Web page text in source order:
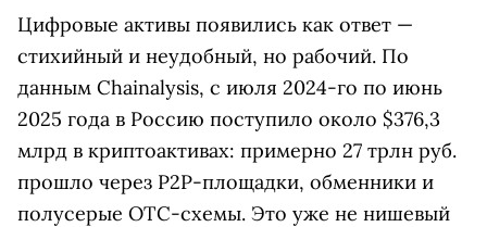
Цифровые активы появились как ответ —
стихийный и неудобный, но рабочий. По
данным Chainalysis, с июля 2024-го по июнь
2025 года в Россию поступило около $376,3
млрд в криптоактивах: примерно 27 трлн руб.
прошло через P2P-площадки, обменники и
полусерые OTC-схемы. Это уже не нишевый